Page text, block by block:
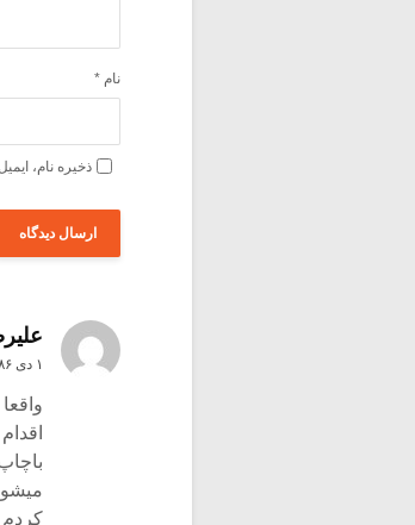
نام *
ذخیره نام،
۱ دی ۱۳۸۶ در ۶:۱۷ ق٫ظ
کردم